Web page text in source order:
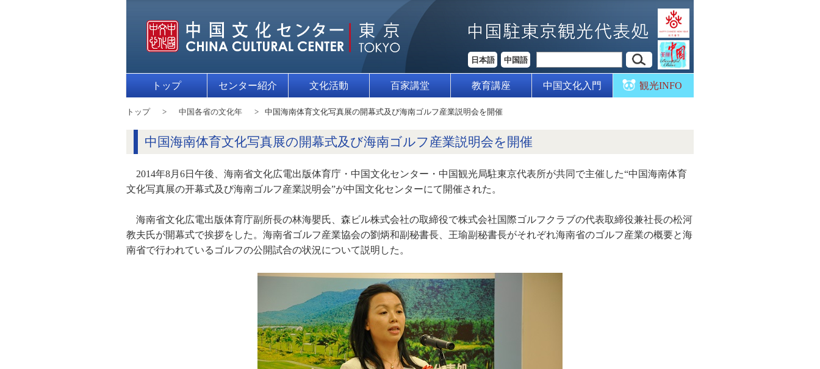
日本語 中国語
トップ センター紹介 文化活動 百家講堂 教育講座 中国文化入門 観光INFO
トップ 中国各省の文化年 中国海南体育文化写真展の開幕式及び海南ゴルフ産業説明会を開催
中国海南体育文化写真展の開幕式及び海南ゴルフ産業説明会を開催
2014年8月6日午後、海南省文化広電出版体育庁・中国文化センター・中国観光局駐東京代表所が共同で主催した“中国海南体育
文化写真展の开幕式及び海南ゴルフ産業説明会”が中国文化センターにて開催された。
海南省文化広電出版体育庁副所長の林海嬰氏、森ビル株式会社の取締役で株式会社国際ゴルフクラブの代表取締役兼社長の松河
教夫氏が開幕式で挨拶をした。海南省ゴルフ産業協会の劉炳和副秘書長、王瑜副秘書長がそれぞれ海南省のゴルフ産業の概要と海
南省で行われているゴルフの公開試合の状況について説明した。